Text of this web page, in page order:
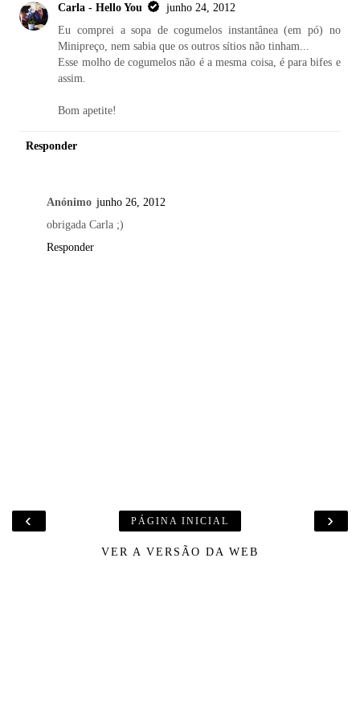
Carla - Hello You
junho 24, 2012
Eu comprei a sopa de cogumelos instantânea (em pó) no
Minipreço, nem sabia que os outros sítios não tinham...
Esse molho de cogumelos não é a mesma coisa, é para bifes e
assim.
Bom apetite!
Responder
Anónimo junho 26, 2012
obrigada Carla ;)
Responder
‹ ›
PÁGINA INICIAL
VER A VERSÃO DA WEB